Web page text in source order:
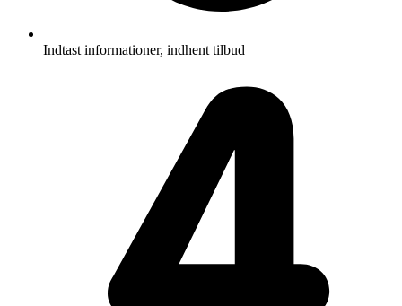
Indtast informationer, indhent tilbud